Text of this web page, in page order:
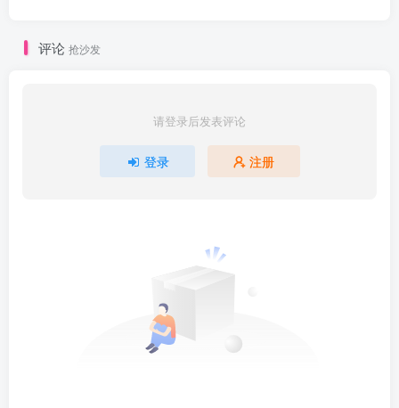
评论 抢沙发
请登录后发表评论
登录 注册